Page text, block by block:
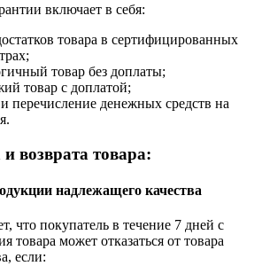
включает в себя:
товара в сертифицированных
товар без доплаты;
товар с доплатой;
и перечисление денежных средств на
возврата товара:
надлежащего качества
что покупатель в течение 7 дней с
товара может отказаться от товара
если: